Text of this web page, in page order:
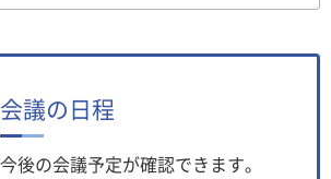
会議の日程
今後の会議予定が確認できます。